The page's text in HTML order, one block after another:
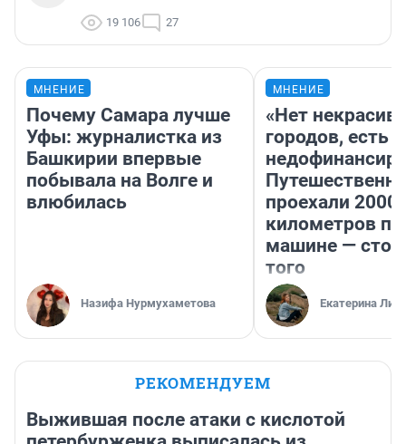
19 106 27
МНЕНИЕ
Почему Самара лучше
Уфы: журналистка из
Башкирии впервые
побывала на Волге и
влюбилась
Назифа Нурмухаметова
МНЕНИЕ
«Нет
городов, есть
проехали 2000
километров по
машине —
того
Екатерина
РЕКОМЕНДУЕМ
Выжившая после атаки с кислотой